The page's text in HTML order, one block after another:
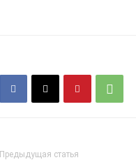
Предыдущая статья